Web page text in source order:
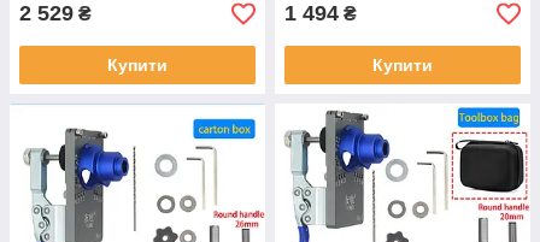
2 529 ₴
Купити
1 494 ₴
Купити